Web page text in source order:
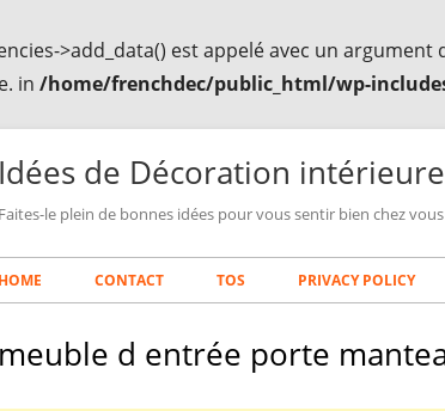
>add_data() est appelé avec un argument
in /home/frenchdec/public_html/wp-
Idées de Décoration
Faites-le plein de bonnes idées pour vous sentir bien chez vous
Menu
principal
HOME CONTACT TOS PRIVACY POLICY
meuble d entrée porte